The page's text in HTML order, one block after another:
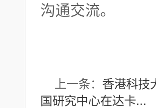
沟通交流。
上一条： 香港科技
国研究中心在达卡...